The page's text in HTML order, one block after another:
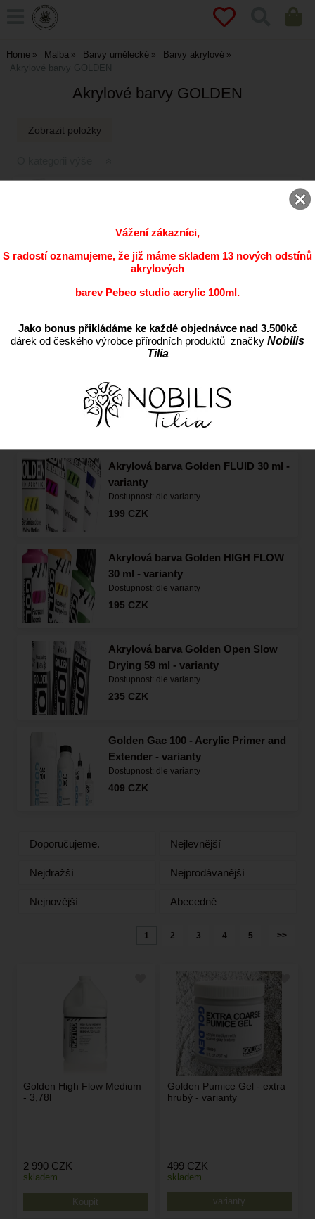
Home Malba Barvy umělecké
Barvy akrylové
Akrylové barvy GOLDEN
Akrylové barvy GOLDEN
DOPLŇKY A MÉDIA K BARVÁM GOLDEN
SADY BAREV GOLDEN
nejprodávanější položky v kategorii Akrylové
Akrylová barva Golden FLUID 30 ml -
varianty
Dostupnost: dle varianty
199 CZK
Akrylová barva Golden HIGH FLOW
30 ml - varianty
Dostupnost: dle varianty
195 CZK
Akrylová barva Golden Open Slow
Drying 59 ml - varianty
Dostupnost: dle varianty
235 CZK
Golden Gac 100 - Acrylic Primer and
Extender - varianty
Dostupnost: dle varianty
409 CZK
Doporučujeme. Nejlevnější
Nejdražší Nejprodávanější
Nejnovější Abecedně
1 2 3 4 5 >>
Golden High Flow Medium
- 3,78l
skladem
2 990 CZK
Golden Pumice Gel - extra
hrubý - varianty
skladem
varianty
499 CZK
Vážení zákazníci,
S radostí oznamujeme, že již máme skladem 13 nových odstínů
akrylových
barev Pebeo studio acrylic 100ml.
Jako bonus přikládáme ke každé objednávce nad 3.500kč
dárek od českého výrobce přírodních produktů značky Nobilis
Tilia